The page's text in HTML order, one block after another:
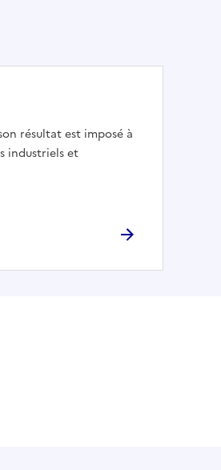
résultat est imposé à
industriels et